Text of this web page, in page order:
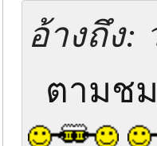
อ้างถึง:
ตามช